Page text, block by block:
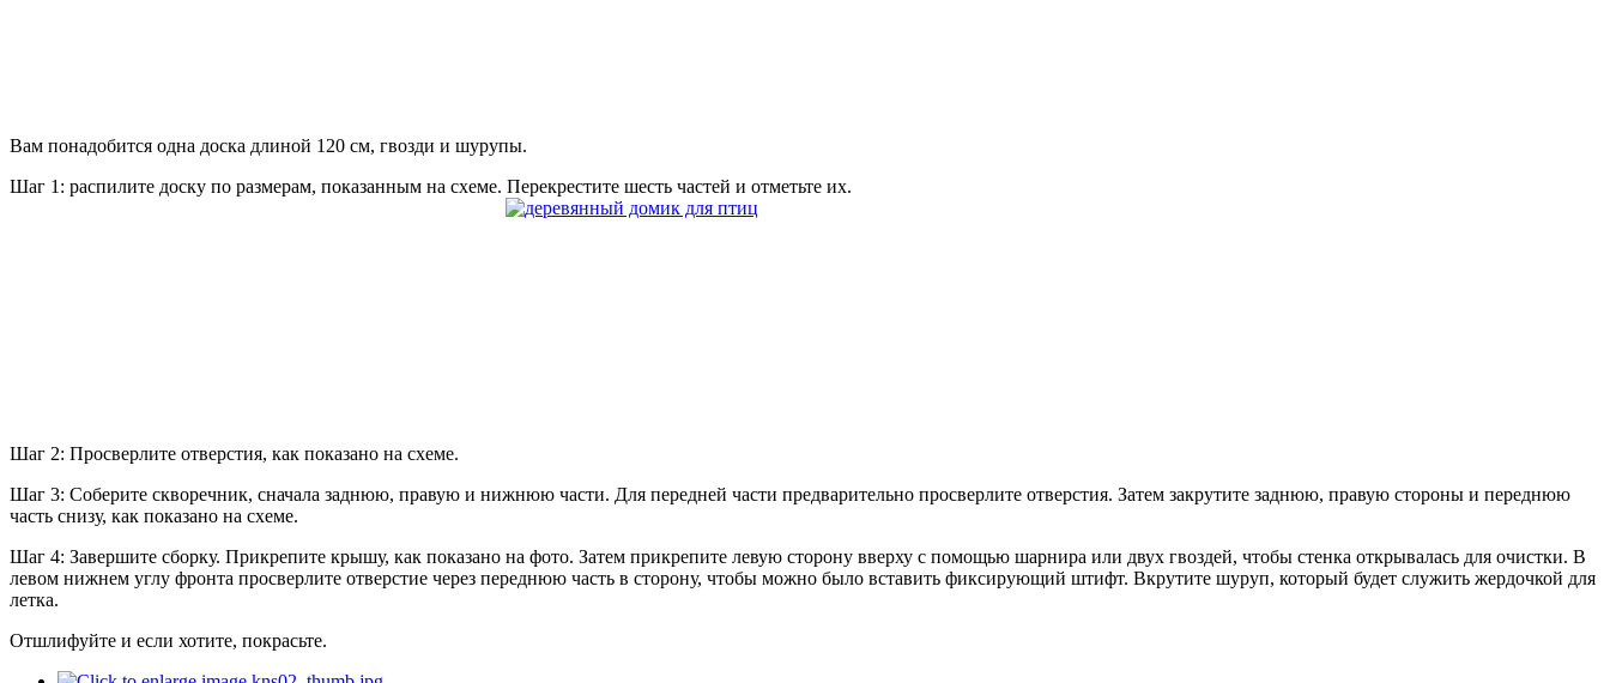
Вам понадобится одна доска длиной 120 см, гвозди и шурупы.
Шаг 1: распилите доску по размерам, показанным на схеме. Перекрестите шесть частей и отметьте их.
Шаг 2: Просверлите отверстия, как показано на схеме.
Шаг 3: Соберите скворечник, сначала заднюю, правую и нижнюю части. Для передней части предварительно просверлите отверстия. Затем закрутите заднюю, правую стороны и переднюю
часть снизу, как показано на схеме.
Шаг 4: Завершите сборку. Прикрепите крышу, как показано на фото. Затем прикрепите левую сторону вверху с помощью шарнира или двух гвоздей, чтобы стенка открывалась для очистки. В
левом нижнем углу фронта просверлите отверстие через переднюю часть в сторону, чтобы можно было вставить фиксирующий штифт. Вкрутите шуруп, который будет служить жердочкой для
летка.
Отшлифуйте и если хотите, покрасьте.